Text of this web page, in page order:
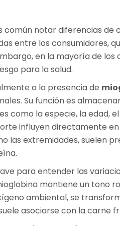
común notar diferencias de
entre los consumidores,
en la mayoría de los
para la salud.
a la presencia de
Su función es
como la especie, la edad,
influyen directamente
las extremidades, suelen
para entender las
mantiene un tono
ambiental, se
asociarse con la carne